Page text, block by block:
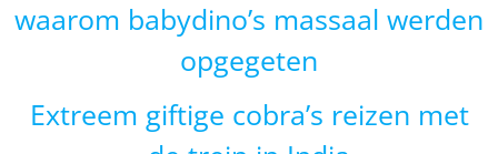
waarom babydino’s massaal werden
opgegeten
Extreem giftige cobra’s reizen met